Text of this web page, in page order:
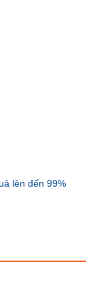
lên đến 99%